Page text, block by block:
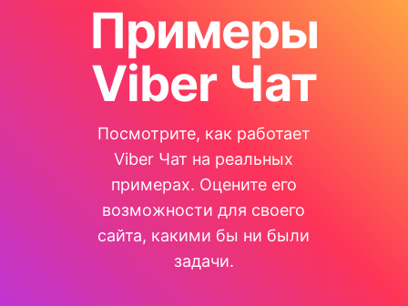
Примеры
Viber Чат
Посмотрите, как работает
Viber Чат на реальных
примерах. Оцените его
возможности для своего
сайта, какими бы ни были
задачи.